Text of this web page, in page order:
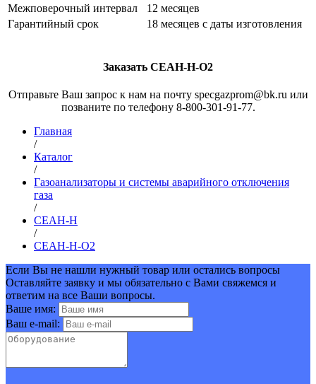
Межповерочный интервал
12 месяцев
Гарантийный срок
18 месяцев с даты изготовления
Заказать СЕАН-Н-О2
Отправьте Ваш запрос к нам на почту specgazprom@bk.ru или
позваните по телефону 8-800-301-91-77.
Главная
/
Каталог
/
Газоанализаторы и системы аварийного отключения
газа
/
СЕАН-Н
/
СЕАН-Н-О2
Если Вы не нашли нужный товар или остались вопросы
Оставляйте заявку и мы обязательно с Вами свяжемся и
ответим на все Ваши вопросы.
Ваше имя:
Ваш e-mail: